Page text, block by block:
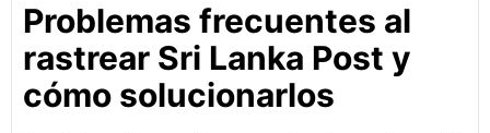
Problemas frecuentes al
rastrear Sri Lanka Post y
cómo solucionarlos